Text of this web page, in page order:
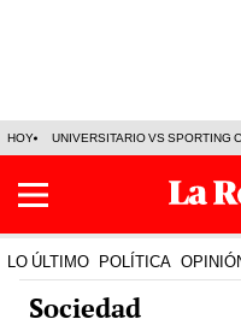
HOY UNIVERSITARIO VS SPORTING
LO ÚLTIMO POLÍTICA
Sociedad